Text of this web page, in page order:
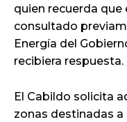
quien recuerda
consultado
Energía del
recibiera respuesta.
El Cabildo solicita
zonas destinadas a